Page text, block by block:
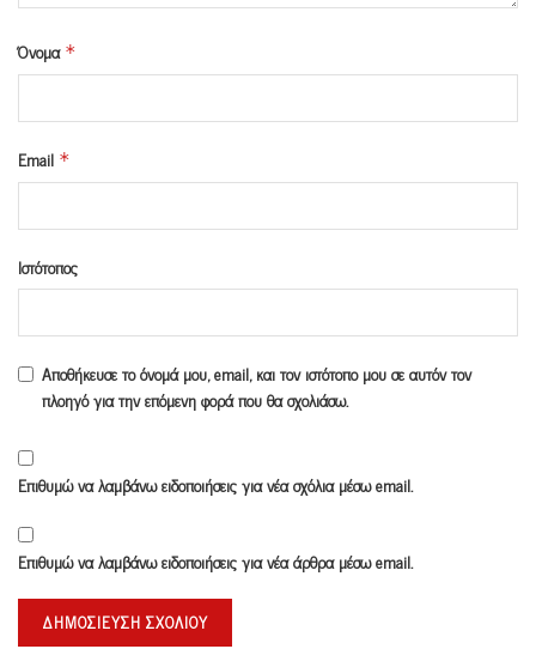
Όνομα *
Email *
Ιστότοπος
Αποθήκευσε το όνομά μου, email, και τον ιστότοπο μου σε αυτόν τον
πλοηγό για την επόμενη φορά που θα σχολιάσω.
Επιθυμώ να λαμβάνω ειδοποιήσεις για νέα σχόλια μέσω email.
Επιθυμώ να λαμβάνω ειδοποιήσεις για νέα άρθρα μέσω email.